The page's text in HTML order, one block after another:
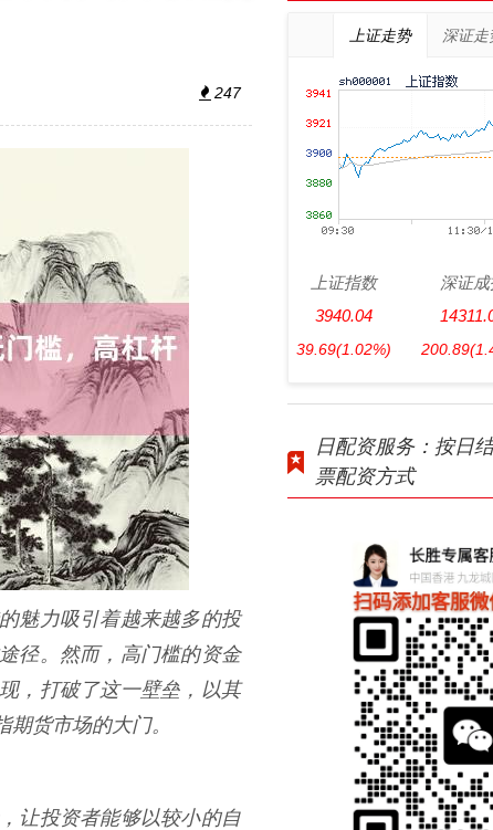
247
魅力吸引着越来越多的投
径。然而，高门槛的资金
，打破了这一壁垒，以其
货市场的大门。
让投资者能够以较小的自
上证走势 深证走
上证指数
3940.04
39.69(1.02%)
深证成
200.89
日配资服务：按日
票配资方式